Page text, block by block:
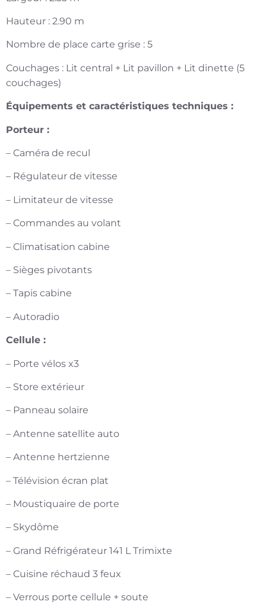
Hauteur : 2.90 m
Nombre de place carte grise : 5
Couchages : Lit central + Lit pavillon + Lit dinette (5
couchages)
Équipements et caractéristiques techniques :
Porteur :
– Caméra de recul
– Régulateur de vitesse
– Limitateur de vitesse
– Commandes au volant
– Climatisation cabine
– Sièges pivotants
– Tapis cabine
– Autoradio
Cellule :
– Porte vélos x3
– Store extérieur
– Panneau solaire
– Antenne satellite auto
– Antenne hertzienne
– Télévision écran plat
– Moustiquaire de porte
– Skydôme
– Grand Réfrigérateur 141 L Trimixte
– Cuisine réchaud 3 feux
– Verrous porte cellule + soute